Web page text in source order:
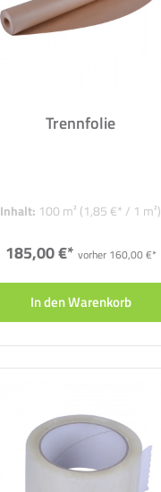
Trennfolie
Inhalt: 100 m² (1,85 €* / 1 m²)
185,00 €* vorher 160,00 €*
In den Warenkorb